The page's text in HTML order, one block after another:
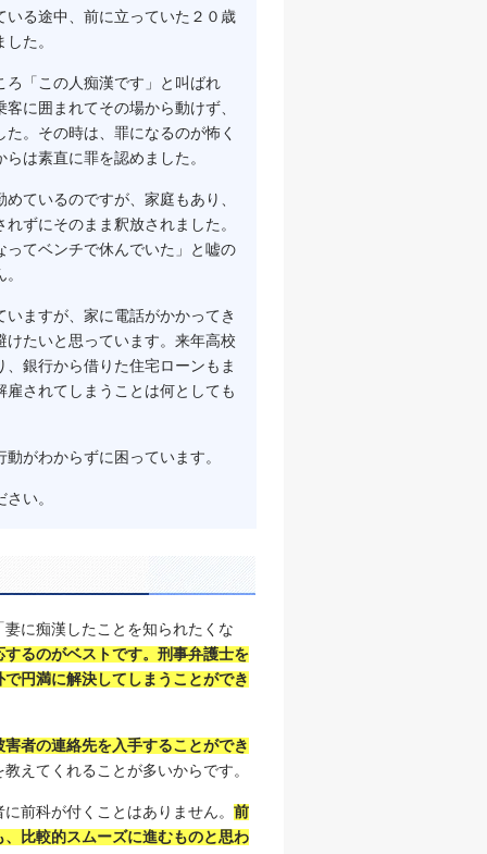
る途中、前に立っていた２０歳
た。
ろ「この人痴漢です」と叫ばれ
に囲まれてその場から動けず、
。その時は、罪になるのが怖く
は素直に罪を認めました。
ているのですが、家庭もあり、
ずにそのまま釈放されました。
てベンチで休んでいた」と嘘の
ますが、家に電話がかかってき
たいと思っています。来年高校
銀行から借りた住宅ローンもま
されてしまうことは何としても
がわからずに困っています。
い。
に痴漢したことを知られたくな
るのがベストです。刑事弁護士を
円満に解決してしまうことができ
害者の連絡先を入手することができ
えてくれることが多いからです。
前科が付くことはありません。 前
比較的スムーズに進むものと思わ